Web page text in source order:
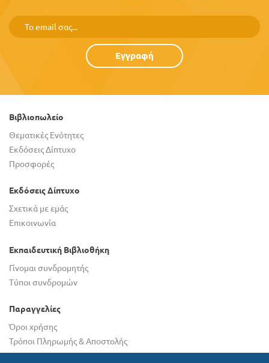
Εγγραφή
Βιβλιοπωλείο
Θεματικές Ενότητες
Εκδόσεις Δίπτυχο
Προσφορές
Εκδόσεις Δίπτυχο
Σχετικά με εμάς
Επικοινωνία
Εκπαιδευτική Βιβλιοθήκη
Γίνομαι συνδρομητής
Τύποι συνδρομών
Παραγγελίες
Όροι χρήσης
Τρόποι Πληρωμής & Αποστολής